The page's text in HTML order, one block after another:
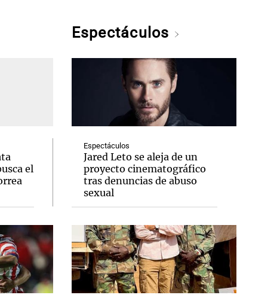
el
Espectáculos
Espectáculos
Jared Leto se aleja de un
proyecto cinematográfico
tras denuncias de abuso
sexual